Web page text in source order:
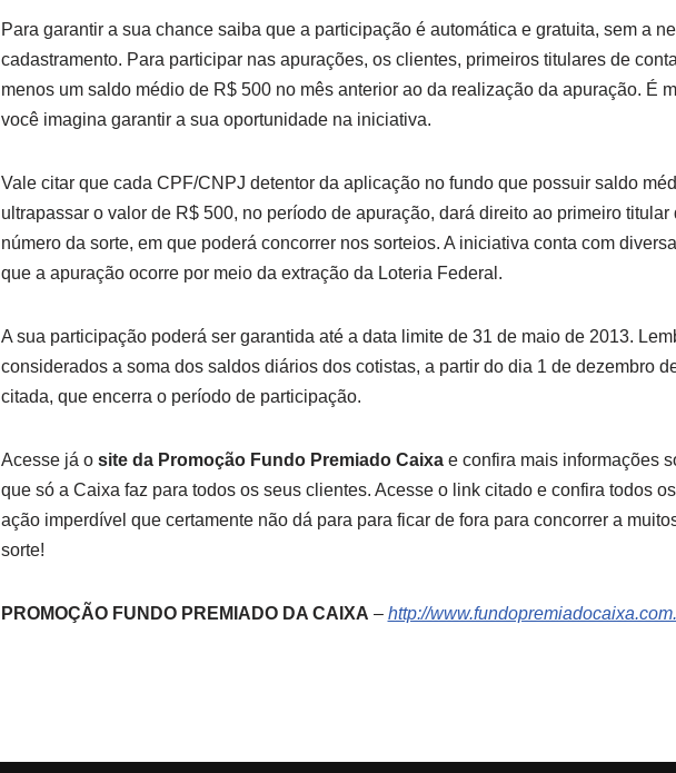
Para garantir a sua chance saiba que a participação é automática e gratuita, sem a
cadastramento. Para participar nas apurações, os clientes, primeiros titulares de
menos um saldo médio de R$ 500 no mês anterior ao da realização da apuração. É
você imagina garantir a sua oportunidade na iniciativa.
Vale citar que cada CPF/CNPJ detentor da aplicação no fundo que possuir saldo
ultrapassar o valor de R$ 500, no período de apuração, dará direito ao primeiro titular
número da sorte, em que poderá concorrer nos sorteios. A iniciativa conta com
que a apuração ocorre por meio da extração da Loteria Federal.
A sua participação poderá ser garantida até a data limite de 31 de maio de 2013.
considerados a soma dos saldos diários dos cotistas, a partir do dia 1 de dezembro
citada, que encerra o período de participação.
Acesse já o site da Promoção Fundo Premiado Caixae confira mais informações
que só a Caixa faz para todos os seus clientes. Acesse o link citado e confira todos
ação imperdível que certamente não dá para para ficar de fora para concorrer a
sorte!
PROMOÇÃO FUNDO PREMIADO DA CAIXA – http://